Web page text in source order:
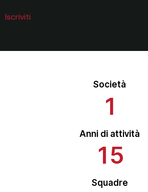
Iscriviti
Società
1
Anni di attività
15
Squadre